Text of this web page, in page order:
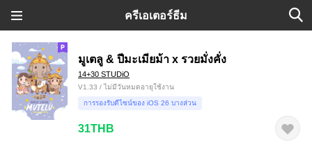
ครีเอเตอร์ธีม
มูเตลู & ปีมะเมียม้า x รวยมั่งคั่ง
14+30 STUDiO
V1.33 / ไม่มีวันหมดอายุใช้งาน
การรองรับดีไซน์ของ iOS 26 บางส่วน
31THB